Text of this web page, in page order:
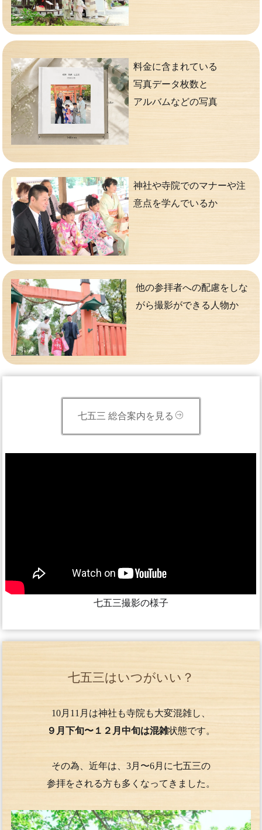
料金に含まれている
写真データ枚数と
アルバムなどの写真
神社や寺院でのマナーや注
意点を学んでいるか
他の参拝者への配慮をしな
がら撮影ができる人物か
七五三 総合案内を見る
七五三撮影の様子
七五三はいつがいい？
10月11月は神社も寺院も大変混雑し、
９月下旬〜１２月中旬は混雑状態です。
その為、近年は、3月〜6月に七五三の
参拝をされる方も多くなってきました。